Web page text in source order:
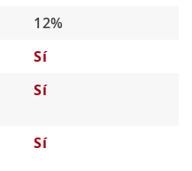
12%
Sí
Sí
Sí